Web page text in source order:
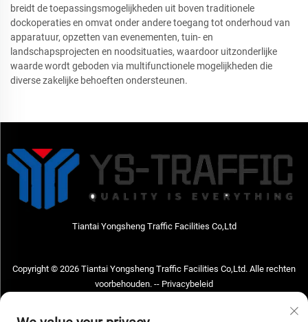
breidt de toepassingsmogelijkheden uit boven traditionele
dockoperaties en omvat onder andere toegang tot onderhoud van
apparatuur, opzetten van evenementen, tuin- en
landschapsprojecten en noodsituaties, waardoor uitzonderlijke
waarde wordt geboden via multifunctionele mogelijkheden die
diverse zakelijke behoeften ondersteunen.
Tiantai Yongsheng Traffic Facilities Co,Ltd
Copyright © 2026 Tiantai Yongsheng Traffic Facilities Co,Ltd. Alle rechten
voorbehouden. -- Privacybeleid